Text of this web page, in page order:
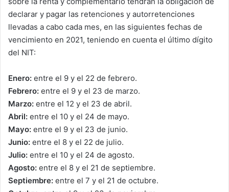
declarar y pagar las retenciones y autorretenciones
llevadas a cabo cada mes, en las siguientes fechas de
vencimiento en 2021, teniendo en cuenta el último dígito
del NIT:
Enero: entre el 9 y el 22 de febrero.
Febrero: entre el 9 y el 23 de marzo.
Marzo: entre el 12 y el 23 de abril.
Abril: entre el 10 y el 24 de mayo.
Mayo: entre el 9 y el 23 de junio.
Junio: entre el 8 y el 22 de julio.
Julio: entre el 10 y el 24 de agosto.
Agosto: entre el 8 y el 21 de septiembre.
Septiembre: entre el 7 y el 21 de octubre.